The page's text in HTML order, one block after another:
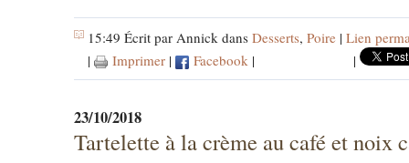
15:49 Écrit par Annick dans Desserts, Poire | Lien
|
Imprimer | Facebook | |
23/10/2018
Tartelette à la crème au café et noix